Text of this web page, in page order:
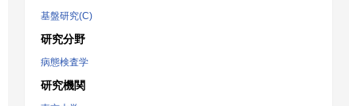
基盤研究(C)
研究分野
病態検査学
研究機関